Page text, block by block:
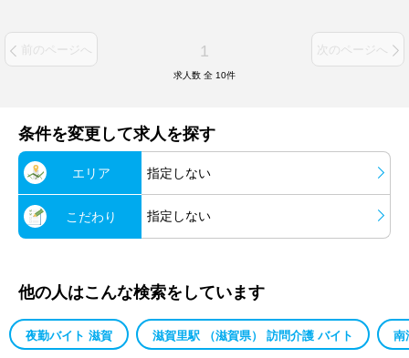
前のページへ 1 次のページへ
求人数 全 10件
条件を変更して求人を探す
エリア 指定しない
こだわり 指定しない
他の人はこんな検索をしています
夜勤バイト 滋賀 滋賀里駅 （滋賀県） 訪問介護 バイト 南